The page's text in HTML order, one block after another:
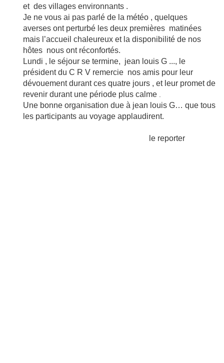
et des villages environnants .
Je ne vous ai pas parlé de la météo , quelques
averses ont perturbé les deux premières matinées
mais l’accueil chaleureux et la disponibilité de nos
hôtes nous ont réconfortés.
Lundi , le séjour se termine, jean louis G ..., le
président du C R V remercie nos amis pour leur
dévouement durant ces quatre jours , et leur promet de
revenir durant une période plus calme
Une bonne organisation due à jean louis G… que tous
les participants au voyage applaudirent.
le reporter